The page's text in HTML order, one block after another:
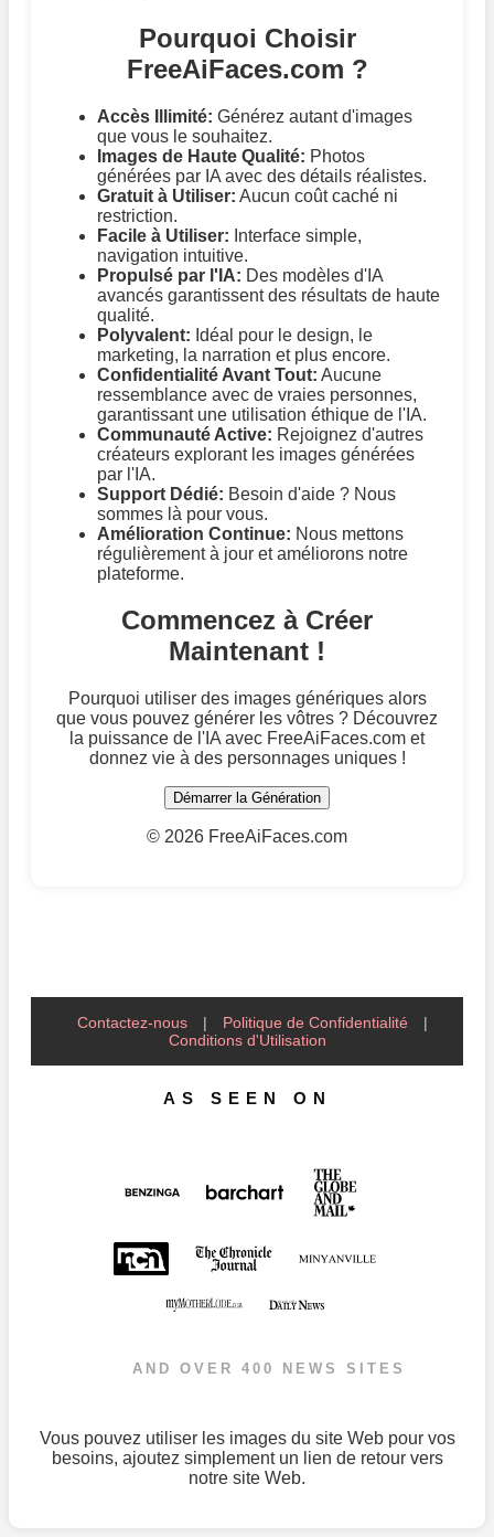
Pourquoi Choisir
FreeAiFaces.com ?
Accès Illimité: Générez autant d'images
que vous le souhaitez.
Images de Haute Qualité: Photos
générées par IA avec des détails réalistes.
Gratuit à Utiliser: Aucun coût caché ni
restriction.
Facile à Utiliser: Interface simple,
navigation intuitive.
Propulsé par l'IA: Des modèles d'IA
avancés garantissent des résultats de haute
qualité.
Polyvalent: Idéal pour le design, le
marketing, la narration et plus encore.
Confidentialité Avant Tout: Aucune
ressemblance avec de vraies personnes,
garantissant une utilisation éthique de l'IA.
Communauté Active: Rejoignez d'autres
créateurs explorant les images générées
par l'IA.
Support Dédié: Besoin d'aide ? Nous
sommes là pour vous.
Amélioration Continue: Nous mettons
régulièrement à jour et améliorons notre
plateforme.
Commencez à Créer
Maintenant !
Pourquoi utiliser des images génériques alors
que vous pouvez générer les vôtres ? Découvrez
la puissance de l'IA avec FreeAiFaces.com et
donnez vie à des personnages uniques !
Démarrer la Génération
© 2026 FreeAiFaces.com
Contactez-nous | Politique de Confidentialité
|
Conditions d'Utilisation
AS SEEN ON
AND OVER 400 NEWS SITES
Vous pouvez utiliser les images du site Web pour vos
besoins, ajoutez simplement un lien de retour vers
notre site Web.